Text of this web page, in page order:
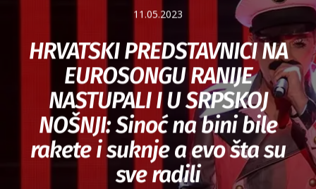
11.05.2023
HRVATSKI PREDSTAVNICI NA
EUROSONGU RANIJE
NASTUPALI I U SRPSKOJ
NOŠNJI: Sinoć na bini bile
rakete i suknje a evo šta su
sve radili